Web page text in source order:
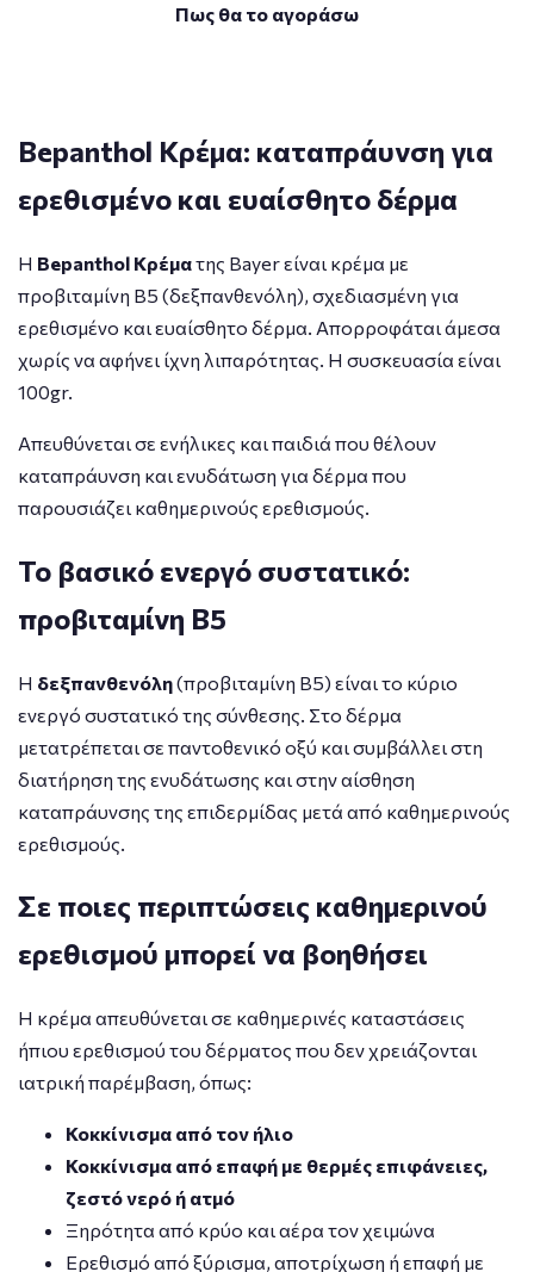
Πως θα το αγοράσω
Bepanthol Κρέμα: καταπράυνση για
ερεθισμένο και ευαίσθητο δέρμα
Η Bepanthol Κρέματης Bayer είναι κρέμα με
προβιταμίνη B5 (δεξπανθενόλη), σχεδιασμένη για
ερεθισμένο και ευαίσθητο δέρμα. Απορροφάται άμεσα
χωρίς να αφήνει ίχνη λιπαρότητας. Η συσκευασία είναι
100gr.
Απευθύνεται σε ενήλικες και παιδιά που θέλουν
καταπράυνση και ενυδάτωση για δέρμα που
παρουσιάζει καθημερινούς ερεθισμούς.
Το βασικό ενεργό συστατικό:
προβιταμίνη B5
Η δεξπανθενόλη(προβιταμίνη B5) είναι το κύριο
ενεργό συστατικό της σύνθεσης. Στο δέρμα
μετατρέπεται σε παντοθενικό οξύ και συμβάλλει στη
διατήρηση της ενυδάτωσης και στην αίσθηση
καταπράυνσης της επιδερμίδας μετά από καθημερινούς
ερεθισμούς.
Σε ποιες περιπτώσεις καθημερινού
ερεθισμού μπορεί να βοηθήσει
Η κρέμα απευθύνεται σε καθημερινές καταστάσεις
ήπιου ερεθισμού του δέρματος που δεν χρειάζονται
ιατρική παρέμβαση, όπως:
Κοκκίνισμα από τον ήλιο
Κοκκίνισμα από επαφή με θερμές επιφάνειες,
ζεστό νερό ή ατμό
Ξηρότητα από κρύο και αέρα τον χειμώνα
Ερεθισμό από ξύρισμα, αποτρίχωση ή επαφή με